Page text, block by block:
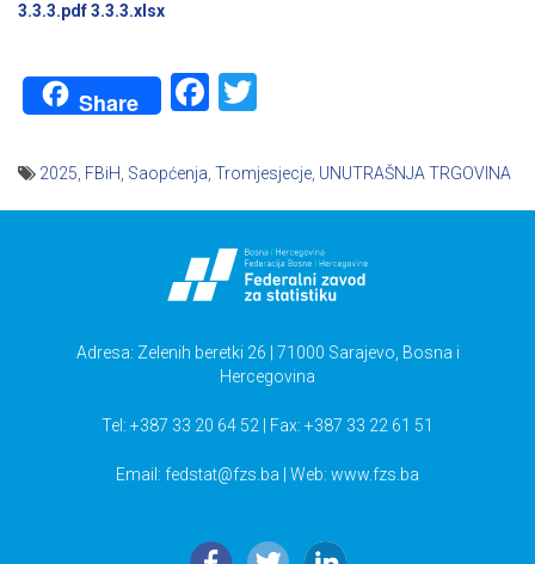
3.3.3.pdf3.3.3.xlsx
Share Facebook
2025 FBiH Saopćenja Tromjesjecje UNUTRAŠNJA TRGOVINA
Adresa: Zelenih beretki 26 | 71000 Sarajevo, Bosna i
Hercegovina
Tel: +387 33 20 64 52 | Fax: +387 33 22 61 51
Email: fedstat@fzs.ba | Web: www.fzs.ba